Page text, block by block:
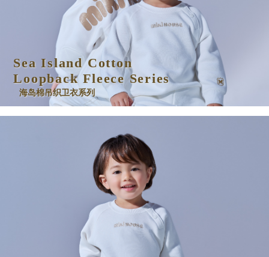
Sea Island Cotton
Loopback Fleece Series
海岛棉吊织卫衣系列